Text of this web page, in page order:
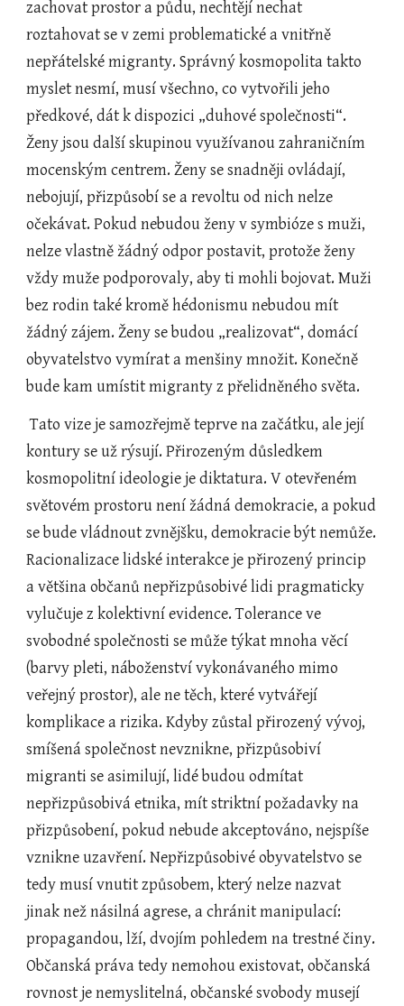
zachovat prostor a půdu, nechtějí nechat
roztahovat se v zemi problematické a vnitřně
nepřátelské migranty. Správný kosmopolita takto
myslet nesmí, musí všechno, co vytvořili jeho
předkové, dát k dispozici „duhové společnosti“.
Ženy jsou další skupinou využívanou zahraničním
mocenským centrem. Ženy se snadněji ovládají,
nebojují, přizpůsobí se a revoltu od nich nelze
očekávat. Pokud nebudou ženy v symbióze s muži,
nelze vlastně žádný odpor postavit, protože ženy
vždy muže podporovaly, aby ti mohli bojovat. Muži
bez rodin také kromě hédonismu nebudou mít
žádný zájem. Ženy se budou „realizovat“, domácí
obyvatelstvo vymírat a menšiny množit. Konečně
bude kam umístit migranty z přelidněného světa.
Tato vize je samozřejmě teprve na začátku, ale její
kontury se už rýsují. Přirozeným důsledkem
kosmopolitní ideologie je diktatura. V otevřeném
světovém prostoru není žádná demokracie, a pokud
se bude vládnout zvnějšku, demokracie být nemůže.
Racionalizace lidské interakce je přirozený princip
a většina občanů nepřizpůsobivé lidi pragmaticky
vylučuje z kolektivní evidence. Tolerance ve
svobodné společnosti se může týkat mnoha věcí
(barvy pleti, náboženství vykonávaného mimo
veřejný prostor), ale ne těch, které vytvářejí
komplikace a rizika. Kdyby zůstal přirozený vývoj,
smíšená společnost nevznikne, přizpůsobiví
migranti se asimilují, lidé budou odmítat
nepřizpůsobivá etnika, mít striktní požadavky na
přizpůsobení, pokud nebude akceptováno, nejspíše
vznikne uzavření. Nepřizpůsobivé obyvatelstvo se
tedy musí vnutit způsobem, který nelze nazvat
jinak než násilná agrese, a chránit manipulací:
propagandou, lží, dvojím pohledem na trestné činy.
Občanská práva tedy nemohou existovat, občanská
rovnost je nemyslitelná, občanské svobody musejí